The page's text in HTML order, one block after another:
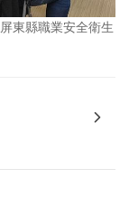
東縣職業安全衛生